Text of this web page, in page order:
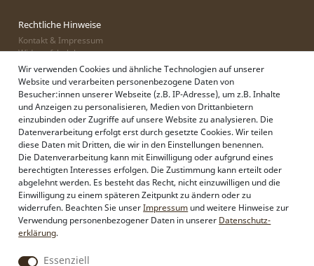
Rechtliche Hinweise
Kontakt & Impressum
Widerrufsbelehrung
Zahlung & Lieferung
Datenschutz
AGB
Alpenflüstern
Philosophie
Händlerbereich
Firmenkunden
Sonderanfertigungen
Pressebereich
Kontakt & Impressum
Social Media
Wir verwenden Cookies und ähnliche Technologien auf unserer
Website und verarbeiten personenbezogene Daten von
Besucher:innen unserer Webseite (z.B. IP-Adresse), um z.B. Inhalte
und Anzeigen zu personalisieren, Medien von Drittanbietern
einzubinden oder Zugriffe auf unsere Website zu analysieren. Die
Datenverarbeitung erfolgt erst durch gesetzte Cookies. Wir teilen
diese Daten mit Dritten, die wir in den Einstellungen benennen.
Die Datenverarbeitung kann mit Einwilligung oder aufgrund eines
berechtigten Interesses erfolgen. Die Zustimmung kann erteilt oder
abgelehnt werden. Es besteht das Recht, nicht einzuwilligen und die
Einwilligung zu einem späteren Zeitpunkt zu ändern oder zu
widerrufen. Beachten Sie unserImpressum und weitere Hinweise zur
Verwendung personenbezogener Daten in unserer Daten­schutz­
erklärung.
Essenziell